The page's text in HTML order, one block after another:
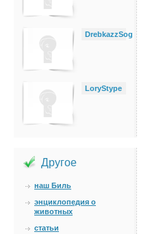
DrebkazzSog
LoryStype
Другое
наш Биль
энциклопедия о
животных
статьи